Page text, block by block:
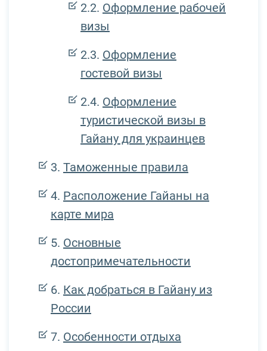
Оформление рабочей
визы
Оформление
гостевой визы
Оформление
туристической визы в
Гайану для украинцев
Таможенные правила
Расположение Гайаны на
карте мира
Основные
достопримечательности
Как добраться в Гайану из
России
Особенности отдыха